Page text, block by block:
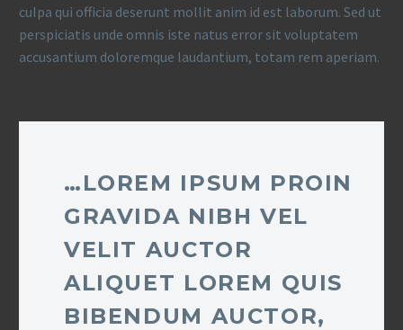
culpa qui officia deserunt mollit anim id est laborum. Sed ut
perspiciatis unde omnis iste natus error sit voluptatem
accusantium doloremque laudantium, totam rem aperiam.
…LOREM IPSUM PROIN
GRAVIDA NIBH VEL
VELIT AUCTOR
ALIQUET LOREM QUIS
BIBENDUM AUCTOR,